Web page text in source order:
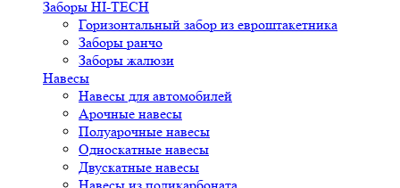
Заборы HI-TECH
Горизонтальный забор из евроштакетника
Заборы ранчо
Заборы жалюзи
Навесы
Навесы для автомобилей
Арочные навесы
Полуарочные навесы
Односкатные навесы
Двускатные навесы